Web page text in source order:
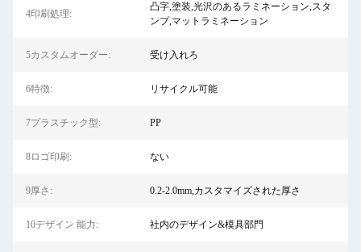
4印刷処理:
凸字,塗装,光沢のあるラミネーション,スタ
ンプ,マットラミネーション
5カスタムオーダー: 受け入れろ
6特徴: リサイクル可能
7プラスチック型: PP
8ロゴ印刷: ない
9厚さ: 0.2-2.0mm,カスタマイズされた厚さ
10デザイン 能力: 社内のデザイン&模具部門